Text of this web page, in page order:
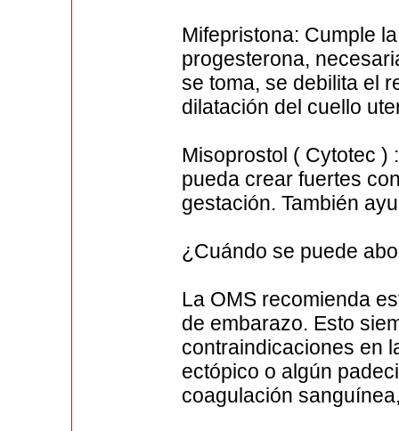
Mifepristona: Cumple
progesterona,
se toma, se debilita el
dilatación del cuello
Misoprostol ( Cytotec )
pueda crear fuertes
gestación. También
¿Cuándo se puede
La OMS recomienda
de embarazo. Esto
contraindicaciones en
ectópico o algún
coagulación